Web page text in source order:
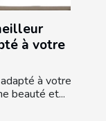
à votre
à votre
beauté et...